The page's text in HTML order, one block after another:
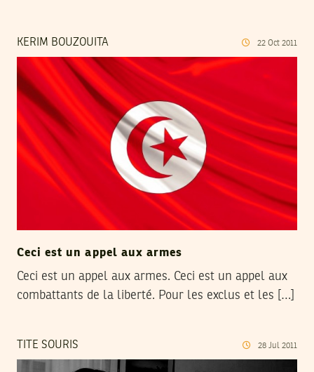
KERIM BOUZOUITA 22 Oct 2011
Ceci est un appel aux armes
Ceci est un appel aux armes. Ceci est un appel aux
combattants de la liberté. Pour les exclus et les […]
TITE SOURIS 28 Jul 2011